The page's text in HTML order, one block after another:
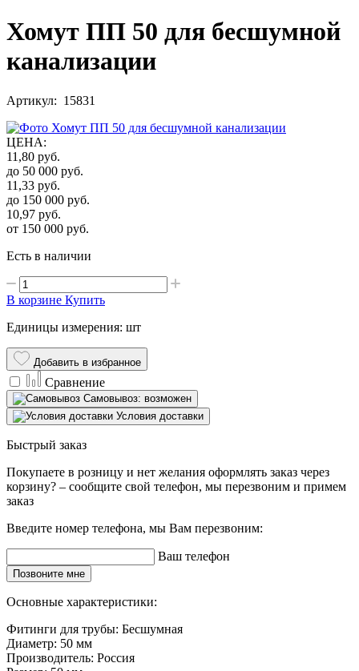
Хомут ПП 50 для бесшумной
канализации
Артикул: 15831
ЦЕНА:
11,80 руб.
до 50 000 руб.
11,33 руб.
до 150 000 руб.
10,97 руб.
от 150 000 руб.
Есть в наличии
В корзине Купить
Единицы измерения: шт
Добавить в избранное
Сравнение
Самовывоз: возможен
Условия доставки
Быстрый заказ
Покупаете в розницу и нет желания оформлять заказ через
корзину? – сообщите свой телефон, мы перезвоним и примем
заказ
Введите номер телефона, мы Вам перезвоним:
Ваш телефон
Позвоните мне
Основные характеристики:
Фитинги для трубы: Бесшумная
Диаметр: 50 мм
Производитель: Россия